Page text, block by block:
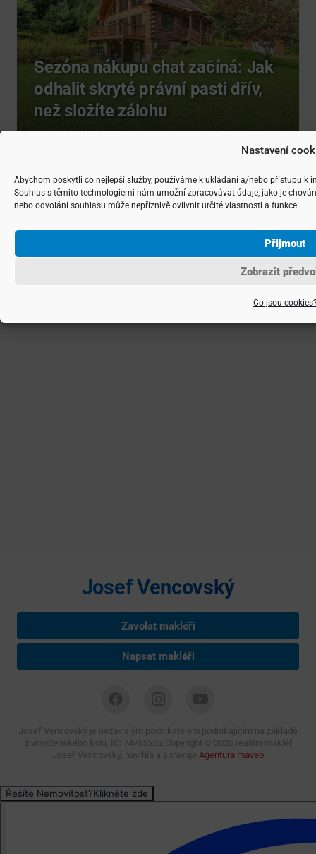
Nastavení
Abychom poskytli co nejlepší služby, používáme k ukládání a/nebo přístupu k
Souhlas s těmito technologiemi nám umožní zpracovávat údaje, jako je
nebo odvolání souhlasu může nepříznivě ovlivnit určité vlastnosti a funkce.
Přijmout
Zobrazit
Co jsou
Sezóna nákupů chat začíná: Jak
odhalit skryté právní pasti dřív,
než složíte zálohu
Josef Vencovský
Zavolat makléři
Napsat makléři
Josef Vencovský je nezávislým podnikatelem podnikajícím na základě
živnostenského listu, IČ: 74783262 Copyright © 2026 realitní makléř
Josef Vencovský, navrhla a spravuje Agentura maveb